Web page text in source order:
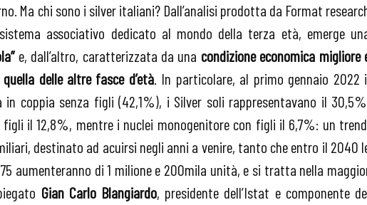
Ma chi sono i silver italiani? Dall’analisi prodotta da Format
associativo dedicato al mondo della terza età, emerge
e, dall’altro, caratterizzata da una condizione economica migliore
delle altre fasce d’età. In particolare, al primo gennaio 2022
coppia senza figli (42,1%), i Silver soli rappresentavano il
il 12,8%, mentre i nuclei monogenitore con figli il 6,7%: un
destinato ad acuirsi negli anni a venire, tanto che entro il 2040
aumenteranno di 1 milione e 200mila unità, e si tratta nella
Gian Carlo Blangiardo, presidente dell’Istat e componente